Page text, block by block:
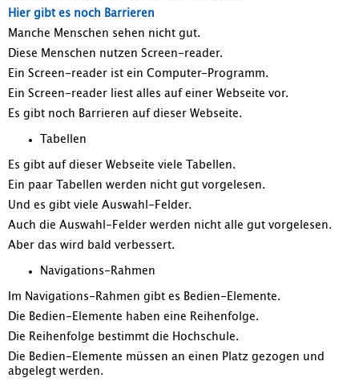
Hier gibt es noch Barrieren
Manche Menschen sehen nicht gut.
Diese Menschen nutzen Screen-reader.
Ein Screen-reader ist ein Computer-Programm.
Ein Screen-reader liest alles auf einer Webseite vor.
Es gibt noch Barrieren auf dieser Webseite.
Tabellen
Es gibt auf dieser Webseite viele Tabellen.
Ein paar Tabellen werden nicht gut vorgelesen.
Und es gibt viele Auswahl-Felder.
Auch die Auswahl-Felder werden nicht alle gut vorgelesen.
Aber das wird bald verbessert.
Navigations-Rahmen
Im Navigations-Rahmen gibt es Bedien-Elemente.
Die Bedien-Elemente haben eine Reihenfolge.
Die Reihenfolge bestimmt die Hochschule.
Die Bedien-Elemente müssen an einen Platz gezogen und
abgelegt werden.